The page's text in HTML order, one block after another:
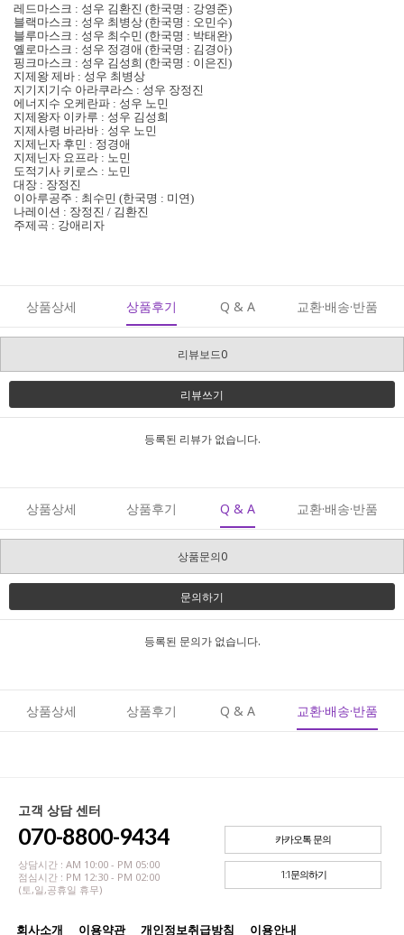
레드마스크 : 성우 김환진 (한국명 : 강영준)
블랙마스크 : 성우 최병상 (한국명 : 오민수)
블루마스크 : 성우 최수민 (한국명 : 박태완)
옐로마스크 : 성우 정경애 (한국명 : 김경아)
핑크마스크 : 성우 김성희 (한국명 : 이은진)
지제왕 제바 : 성우 최병상
지기지기수 아라쿠라스 : 성우 장정진
에너지수 오케란파 : 성우 노민
지제왕자 이카루 : 성우 김성희
지제사령 바라바 : 성우 노민
지제닌자 후민 : 정경애
지제닌자 요프라 : 노민
도적기사 키로스 : 노민
대장 : 장정진
이아루공주 : 최수민 (한국명 : 미연)
나레이션 : 장정진 / 김환진
주제곡 : 강애리자
상품상세 상품후기 Q & A 교환·배송·반품
리뷰보드0
리뷰쓰기
등록된 리뷰가 없습니다.
상품상세 상품후기 Q & A 교환·배송·반품
상품문의0
문의하기
등록된 문의가 없습니다.
상품상세 상품후기 Q & A 교환·배송·반품
고객 상담 센터
070-8800-9434
상담시간 : AM 10:00 - PM 05:00
점심시간 : PM 12:30 - PM 02:00
(토,일,공휴일 휴무)
카카오톡 문의
1:1문의하기
회사소개 이용약관 개인정보취급방침 이용안내